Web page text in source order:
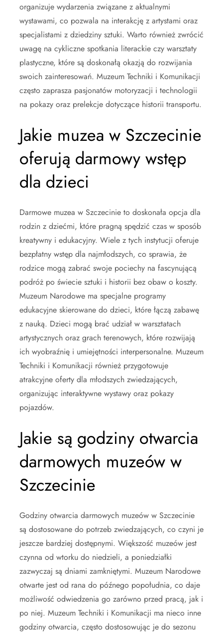
organizuje wydarzenia związane z aktualnymi
wystawami, co pozwala na interakcję z artystami oraz
specjalistami z dziedziny sztuki. Warto również zwrócić
uwagę na cykliczne spotkania literackie czy warsztaty
plastyczne, które są doskonałą okazją do rozwijania
swoich zainteresowań. Muzeum Techniki i Komunikacji
często zaprasza pasjonatów motoryzacji i technologii
na pokazy oraz prelekcje dotyczące historii transportu.
Jakie muzea w Szczecinie
oferują darmowy wstęp
dla dzieci
Darmowe muzea w Szczecinie to doskonała opcja dla
rodzin z dziećmi, które pragną spędzić czas w sposób
kreatywny i edukacyjny. Wiele z tych instytucji oferuje
bezpłatny wstęp dla najmłodszych, co sprawia, że
rodzice mogą zabrać swoje pociechy na fascynującą
podróż po świecie sztuki i historii bez obaw o koszty.
Muzeum Narodowe ma specjalne programy
edukacyjne skierowane do dzieci, które łączą zabawę
z nauką. Dzieci mogą brać udział w warsztatach
artystycznych oraz grach terenowych, które rozwijają
ich wyobraźnię i umiejętności interpersonalne. Muzeum
Techniki i Komunikacji również przygotowuje
atrakcyjne oferty dla młodszych zwiedzających,
organizując interaktywne wystawy oraz pokazy
pojazdów.
Jakie są godziny otwarcia
darmowych muzeów w
Szczecinie
Godziny otwarcia darmowych muzeów w Szczecinie
są dostosowane do potrzeb zwiedzających, co czyni je
jeszcze bardziej dostępnymi. Większość muzeów jest
czynna od wtorku do niedzieli, a poniedziałki
zazwyczaj są dniami zamkniętymi. Muzeum Narodowe
otwarte jest od rana do późnego popołudnia, co daje
możliwość odwiedzenia go zarówno przed pracą, jak i
po niej. Muzeum Techniki i Komunikacji ma nieco inne
godziny otwarcia, często dostosowując je do sezonu